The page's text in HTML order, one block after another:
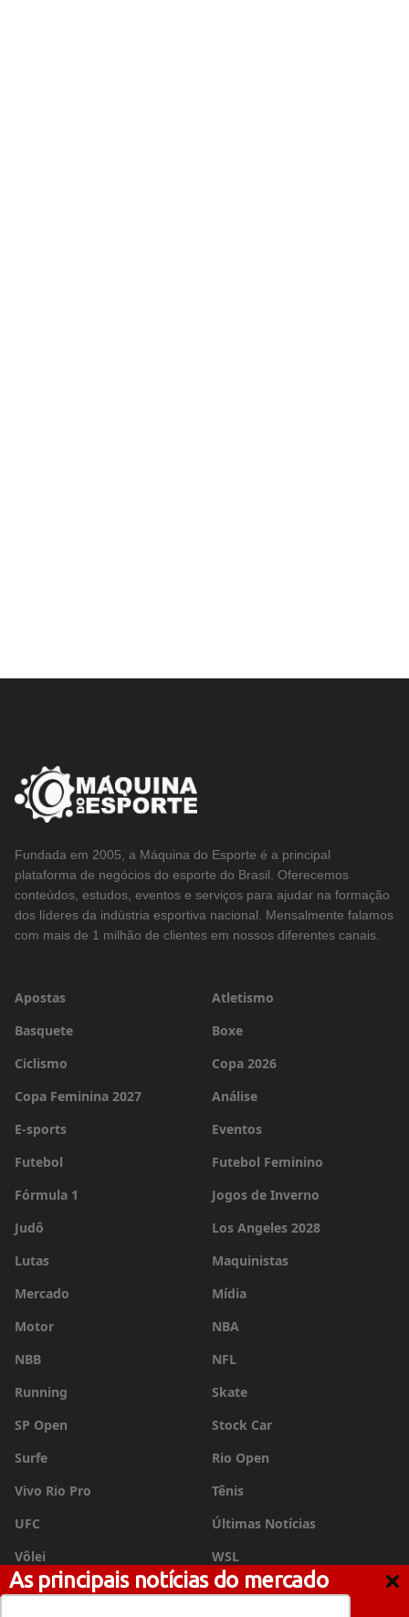
As principais notícias do mercado
Fundada em 2005, a Máquina do Esporte é a principal
plataforma de negócios do esporte do Brasil. Oferecemos
conteúdos, estudos, eventos e serviços para ajudar na formação
dos líderes da indústria esportiva nacional. Mensalmente falamos
com mais de 1 milhão de clientes em nossos diferentes canais.
Apostas
Atletismo
Basquete
Boxe
Ciclismo
Copa 2026
Copa Feminina 2027
Análise
E-sports
Eventos
Futebol
Futebol Feminino
Fórmula 1
Jogos de Inverno
Judô
Los Angeles 2028
Lutas
Maquinistas
Mercado
Mídia
Motor
NBA
NBB
NFL
Running
Skate
SP Open
Stock Car
Surfe
Rio Open
Vivo Rio Pro
Tênis
UFC
Últimas Notícias
Vôlei
WSL